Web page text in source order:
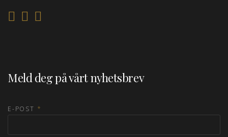
Meld deg på vårt nyhetsbrev
E-POST *